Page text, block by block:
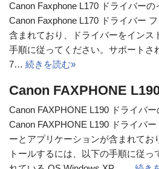
Canon Faxphone L170 ドライバー
Canon Faxphone L170 ドライバー
含まれており、ドライバーをインス
手順に従ってください。サポートさ
7… 続きを読む»
Canon FAXPHONE
Canon FAXPHONE L190 ドライバ
Canon FAXPHONE L190 ドライバ
ーとアプリケーションが含まれてお
トールするには、以下の手順に従っ